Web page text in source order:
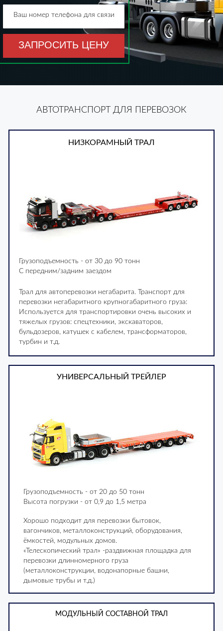
ЗАПРОСИТЬ ЦЕНУ
Ваш номер телефона для связи
АВТОТРАНСПОРТ ДЛЯ ПЕРЕВОЗОК
НИЗКОРАМНЫЙ ТРАЛ
Грузоподъемность - от 30 до 90 тонн
С передним/задним заездом
Трал для автоперевозки негабарита. Транспорт для
перевозки негабаритного крупногабаритного груза:
Используется для транспортировки очень высоких и
тяжелых грузов: спецтехники, экскаваторов,
бульдозеров, катушек с кабелем, трансформаторов,
турбин и т.д.
УНИВЕРСАЛЬНЫЙ ТРЕЙЛЕР
Грузоподъемность - от 20 до 50 тонн
Высота погрузки - от 0,9 до 1,5 метра
Хорошо подходит для перевозки бытовок,
вагончиков, металлоконструкций, оборудования,
ёмкостей, модульных домов.
«Телескопический трал» -раздвижная площадка для
перевозки длинномерного груза
(металлоконструкции, водонапорные башни,
дымовые трубы и т.д.)
МОДУЛЬНЫЙ СОСТАВНОЙ ТРАЛ